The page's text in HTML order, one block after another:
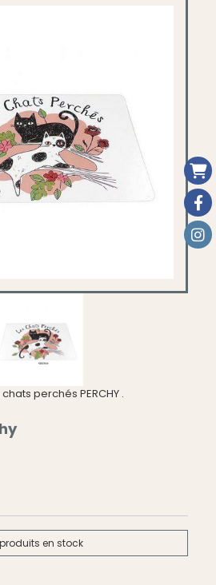
perchés PERCHY .
produits en stock